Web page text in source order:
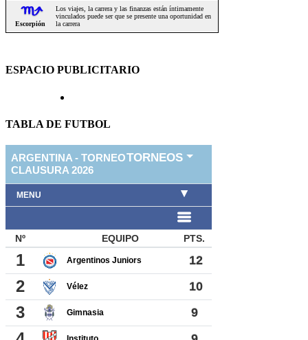
ESPACIO PUBLICITARIO
TABLA DE FUTBOL